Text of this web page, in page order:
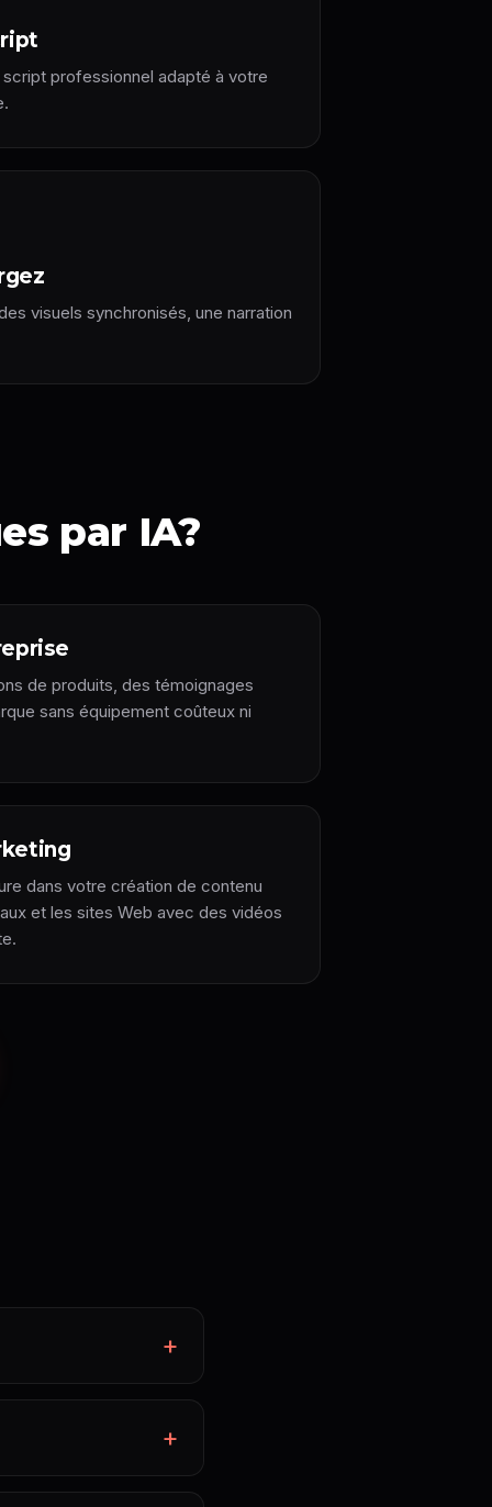
professionnel adapté à votre
visuels synchronisés, une narration
par IA?
de produits, des témoignages
sans équipement coûteux ni
dans votre création de contenu
et les sites Web avec des vidéos